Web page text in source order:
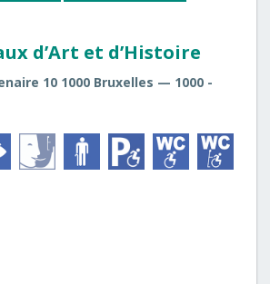
d’Art et d’Histoire
10 1000 Bruxelles — 1000 -